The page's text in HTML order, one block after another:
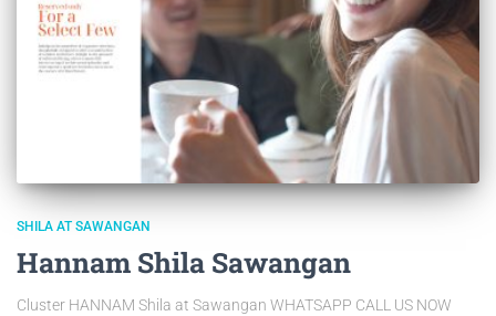
SHILA AT SAWANGAN
Hannam Shila Sawangan
Cluster HANNAM Shila at Sawangan WHATSAPP CALL US NOW